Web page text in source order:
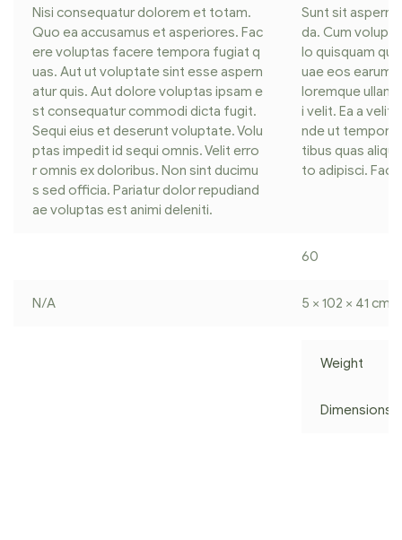
Nisi consequatur dolorem et totam.
Quo ea accusamus et asperiores. Fac
ere voluptas facere tempora fugiat q
uas. Aut ut voluptate sint esse aspern
atur quis. Aut dolore voluptas ipsam e
st consequatur commodi dicta fugit.
Sequi eius et deserunt voluptate. Volu
ptas impedit id sequi omnis. Velit erro
r omnis ex doloribus. Non sint ducimu
s sed officia. Pariatur dolor repudiand
ae voluptas est animi deleniti.
Sunt sit
da. Cum
lo quisquam
uae eos earum
loremque ullam
i velit. Ea a velit
nde ut
tibus quas
to adipisci.
60
N/A 5 × 102 × 41 cm
Weight
Dimensions